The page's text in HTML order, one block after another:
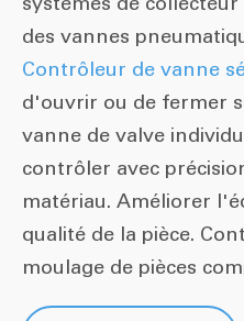
des vannes
Contrôleur de vanne
d'ouvrir ou de fermer
vanne de valve
contrôler avec
matériau. Améliorer
qualité de la pièce.
moulage de pièces